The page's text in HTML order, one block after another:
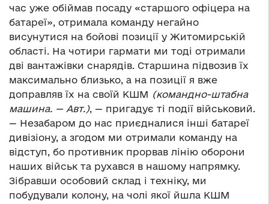
час уже обіймав посаду «старшого офіцера на
батареї», отримала команду негайно
висунутися на бойові позиції у Житомирській
області. На чотири гармати ми тоді отримали
дві вантажівки снарядів. Старшина підвозив їх
максимально близько, а на позиції я вже
доправляв їх на своїй КШМ (командно-штабна
машина. — Авт.), — пригадує ті події військовий.
— Незабаром до нас приєдналися інші батареї
дивізіону, а згодом ми отримали команду на
відступ, бо противник прорвав лінію оборони
наших військ та рухався в нашому напрямку.
Зібравши особовий склад і техніку, ми
побудували колону, на чолі якої йшла КШМ